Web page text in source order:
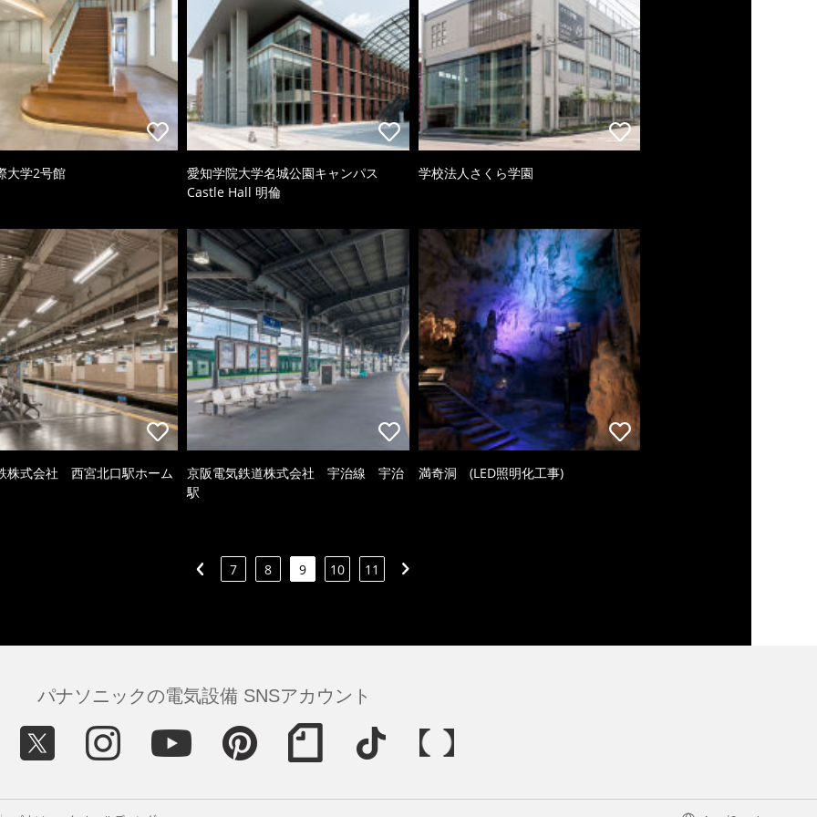
大学2号館
愛知学院大学名城公園キャンパス
Castle Hall 明倫
学校法人さくら学園
株式会社 西宮北口駅ホーム
京阪電気鉄道株式会社 宇治線 宇治
駅
満奇洞 (LED照明化工事)
7 8 9 10 11
パナソニックの電気設備 SNSアカウント